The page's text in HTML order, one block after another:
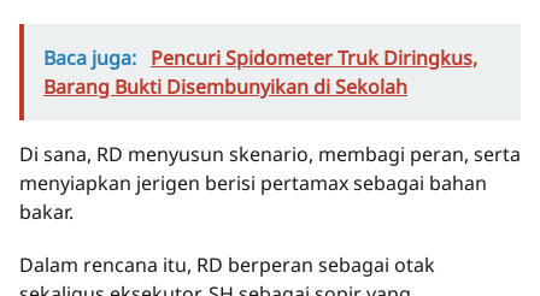
Baca juga: Pencuri Spidometer Truk Diringkus,
Barang Bukti Disembunyikan di Sekolah
Di sana, RD menyusun skenario, membagi peran, serta
menyiapkan jerigen berisi pertamax sebagai bahan
bakar.
Dalam rencana itu, RD berperan sebagai otak